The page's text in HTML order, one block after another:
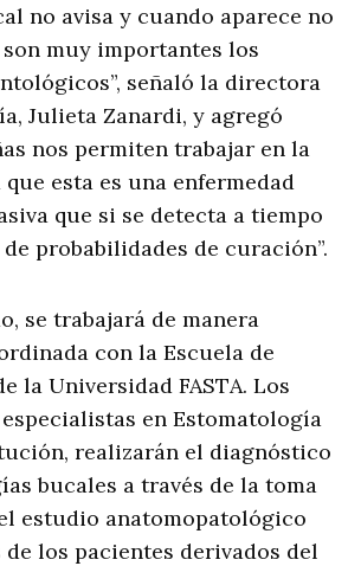
no avisa y cuando aparece no
muy importantes los
señaló la directora
Julieta Zanardi, y agregó
nos permiten trabajar en la
esta es una enfermedad
que si se detecta a tiempo
probabilidades de curación”.
se trabajará de manera
con la Escuela de
la Universidad FASTA. Los
en Estomatología
realizarán el diagnóstico
bucales a través de la toma
estudio anatomopatológico
de los pacientes derivados del